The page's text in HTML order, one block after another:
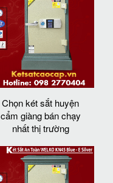
Chọn két sắt huyện
cẩm giàng bán chạy
nhất thị trường